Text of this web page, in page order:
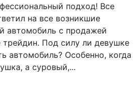
подход! Все
на все возникшие
автомобиль с продажей
Под силу ли девушке
автомобиль? Особенно, когда
а суровый,...